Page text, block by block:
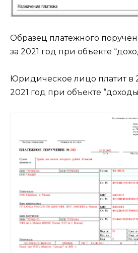
Образец платежного
за 2021 год при объекте
Юридическое лицо платит в
2021 год при объекте